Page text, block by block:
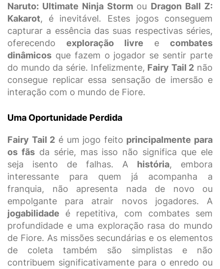
Naruto: Ultimate Ninja Stormou Dragon Ball Z:
Kakarot, é inevitável. Estes jogos conseguem
capturar a essência das suas respectivas séries,
oferecendo exploração livre e combates
dinâmicos que fazem o jogador se sentir parte
do mundo da série. Infelizmente, Fairy Tail 2 não
consegue replicar essa sensação de imersão e
interação com o mundo de Fiore.
Uma Oportunidade Perdida
Fairy Tail 2 é um jogo feito principalmente para
os fãsda série, mas isso não significa que ele
seja isento de falhas. A história, embora
interessante para quem já acompanha a
franquia, não apresenta nada de novo ou
empolgante para atrair novos jogadores. A
jogabilidade é repetitiva, com combates sem
profundidade e uma exploração rasa do mundo
de Fiore. As missões secundárias e os elementos
de coleta também são simplistas e não
contribuem significativamente para o enredo ou